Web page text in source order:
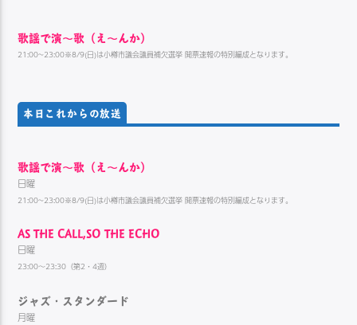
歌謡で演〜歌（え〜んか）
21:00~23:00※8/9(日)は小樽市議会議員補欠選挙 開票速報の特別編成となります。
本日これからの放送
歌謡で演〜歌（え〜んか）
日曜
21:00~23:00※8/9(日)は小樽市議会議員補欠選挙 開票速報の特別編成となります。
AS THE CALL,SO THE ECHO
日曜
23:00～23:30（第2・4週）
ジャズ・スタンダード
月曜